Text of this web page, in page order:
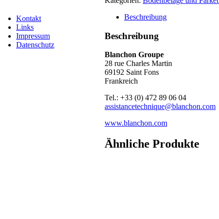
Beschreibung
Beschreibung
Blan­chon Grou­pe
28 rue Charles Mar­tin
69192 Saint Fons
Frank­reich
Tel.: +33 (0) 472 89 06 04
assistancetechnique@blanchon.com
www.blanchon.com
Ähnliche Produkte
Kon­takt
Links
Impres­sum
Daten­schutz